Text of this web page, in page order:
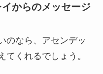
からのメッセージ
のなら、アセンデッ
てくれるでしょう。